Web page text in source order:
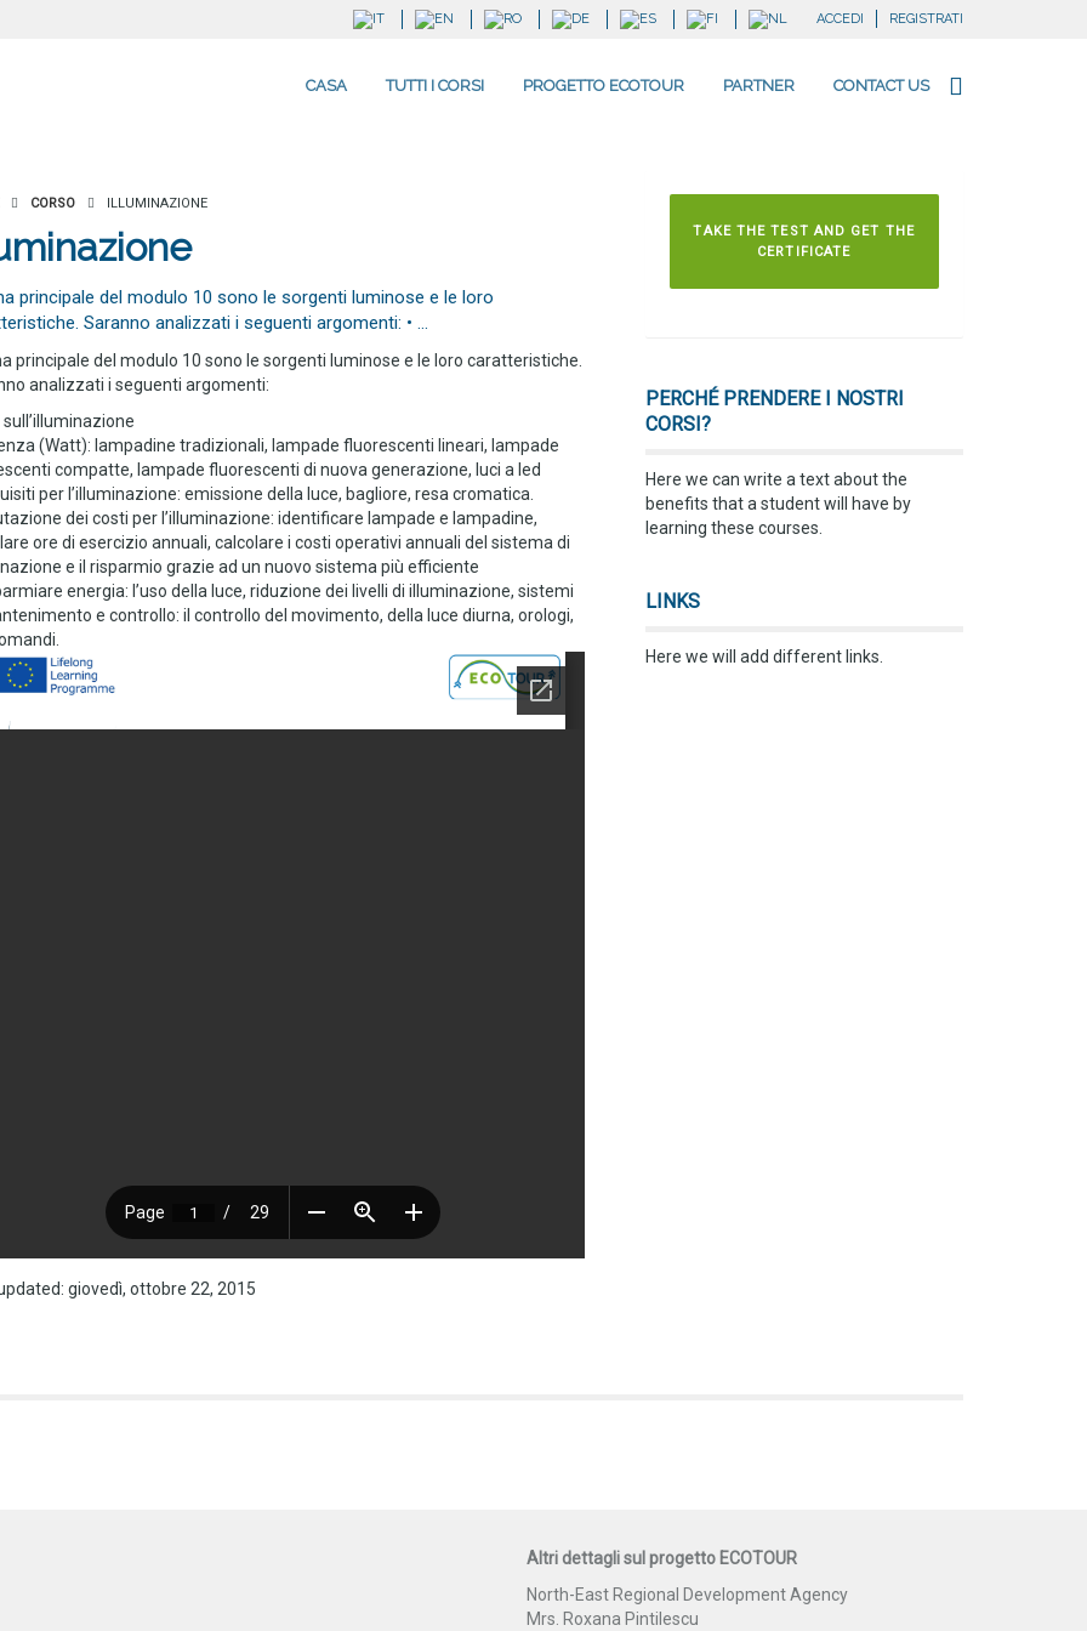
ACCEDI REGISTRATI
CASA TUTTI I CORSI PROGETTO ECOTOUR PARTNER CONTACT US
CORSO ILLUMINAZIONE
principale del modulo 10 sono le sorgenti luminose e le loro
Saranno analizzati i seguenti argomenti: • …
principale del modulo 10 sono le sorgenti luminose e le loro caratteristiche.
analizzati i seguenti argomenti:
sull’illuminazione
(Watt): lampadine tradizionali, lampade fluorescenti lineari, lampade
compatte, lampade fluorescenti di nuova generazione, luci a led
per l’illuminazione: emissione della luce, bagliore, resa cromatica.
dei costi per l’illuminazione: identificare lampade e lampadine,
ore di esercizio annuali, calcolare i costi operativi annuali del sistema di
e il risparmio grazie ad un nuovo sistema più efficiente
energia: l’uso della luce, riduzione dei livelli di illuminazione, sistemi
e controllo: il controllo del movimento, della luce diurna, orologi,
updated: giovedì, ottobre 22, 2015
TAKE THE TEST AND GET THE
CERTIFICATE
PERCHÉ PRENDERE I NOSTRI
CORSI?
Here we can write a text about the
benefits that a student will have by
learning these courses.
LINKS
Here we will add different links.
Altri dettagli sul progetto ECOTOUR
North-East Regional Development Agency
Mrs. Roxana Pintilescu